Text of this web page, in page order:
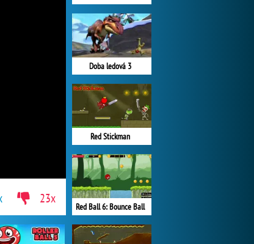
Doba ledová 3
Red Stickman
Red Ball 6: Bounce Ball
23x